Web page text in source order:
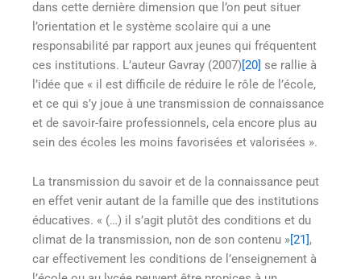
dans cette dernière dimension que l’on peut situer
l’orientation et le système scolaire qui a une
responsabilité par rapport aux jeunes qui fréquentent
ces institutions. L’auteur Gavray (2007)[20] se rallie à
l’idée que « il est difficile de réduire le rôle de l’école,
et ce qui s’y joue à une transmission de connaissance
et de savoir-faire professionnels, cela encore plus au
sein des écoles les moins favorisées et valorisées ».
La transmission du savoir et de la connaissance peut
en effet venir autant de la famille que des institutions
éducatives. « (…) il s’agit plutôt des conditions et du
climat de la transmission, non de son contenu » [21] ,
car effectivement les conditions de l’enseignement à